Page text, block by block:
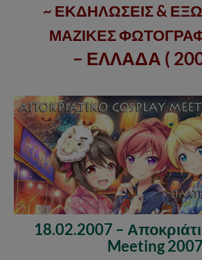
~ ΕΚΔΗΛΩΣΕΙΣ &
ΜΑΖΙΚΕΣ
– ΕΛΛΑΔΑ (
18.02.2007 –
Meeting 2007